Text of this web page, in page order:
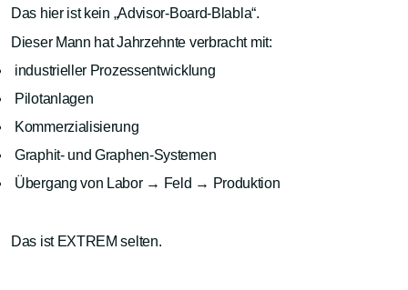
Das hier ist kein „Advisor-Board-Blabla“.
Dieser Mann hat Jahrzehnte verbracht mit:
industrieller Prozessentwicklung
Pilotanlagen
Kommerzialisierung
Graphit- und Graphen-Systemen
Übergang von Labor → Feld → Produktion
Das ist EXTREM selten.